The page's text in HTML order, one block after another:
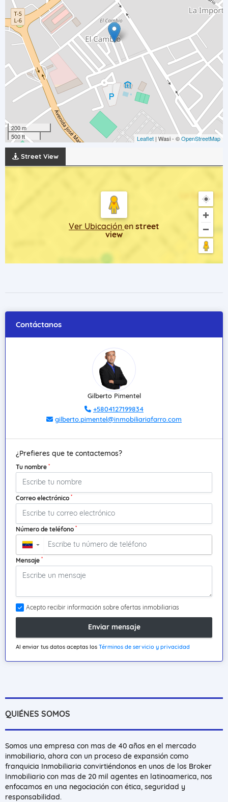
200 m
500 ft
Leaflet | Wasi - ©OpenStreetMap
Street View
Ver Ubicación en street
view
Contáctanos
Gilberto Pimentel
+5804127199834
gilberto.pimentel@inmobiliariafarro.com
¿Prefieres que te contactemos?
Tu nombre *
Correo electrónico *
Número de teléfono *
▼
Mensaje *
Acepto recibir información sobre ofertas inmobiliarias
Enviar mensaje
Al enviar tus datos aceptas los Términos de servicio y privacidad
QUIÉNES SOMOS
Somos una empresa con mas de 40 años en el mercado
inmobiliario, ahora con un proceso de expansión como
franquicia Inmobiliaria convirtiéndonos en unos de los Broker
Inmobiliario con mas de 20 mil agentes en latinoamerica, nos
enfocamos en una negociación con ética, seguridad y
responsabilidad.